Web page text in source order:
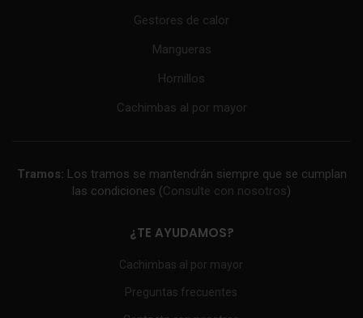
Gestores de calor
Mangueras
Hornillos
Cachimbas al por mayor
Tramos: Los tramos se mantendrán siempre que se cumplan
las condiciones (Consulte con nosotros)
¿TE AYUDAMOS?
Cachimbas al por mayor
Preguntas frecuentes